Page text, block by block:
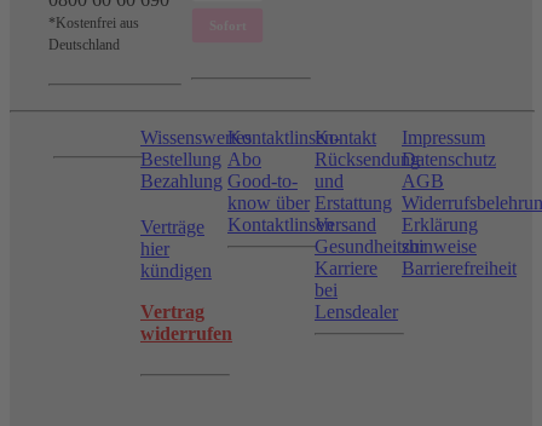
*Kostenfrei aus
Deutschland
Wissenswertes
Bestellung
Bezahlung
Verträge
hier
kündigen
Vertrag
widerrufen
Kontaktlinsen-
Abo
Good-to-
know über
Kontaktlinsen
Kontakt
Rücksendung
und
Erstattung
Versand
Gesundheitshinweise
Karriere
bei
Lensdealer
Impressum
Datenschutz
AGB
Erklärung
zur
Barrierefreiheit